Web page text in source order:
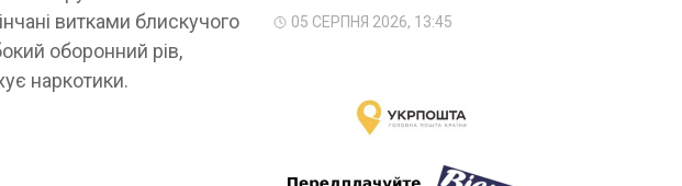
витками блискучого
оборонний рів,
наркотики.
05 СЕРПНЯ 2026, 13:45